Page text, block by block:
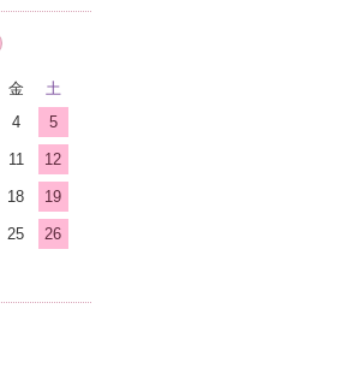
金
土
4 5
11 12
18 19
25 26